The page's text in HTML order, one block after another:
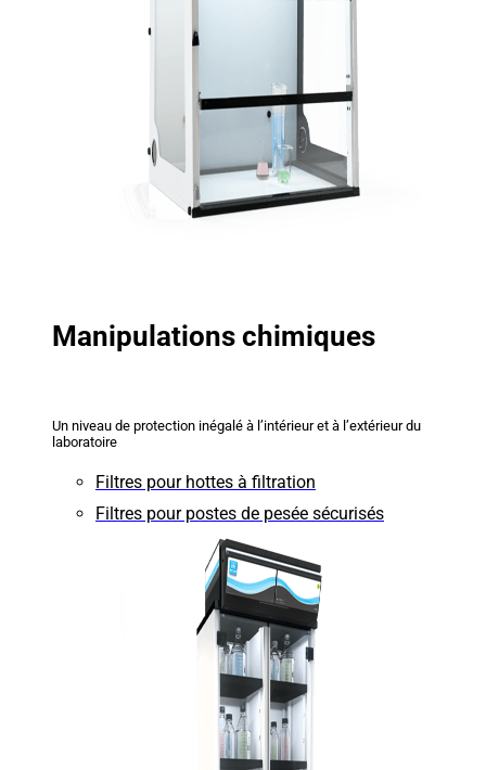
Manipulations chimiques
Un niveau de protection inégalé à l’intérieur et à l’extérieur du
laboratoire
Filtres pour hottes à filtration
Filtres pour postes de pesée sécurisés